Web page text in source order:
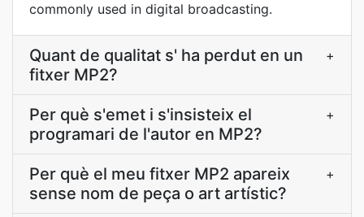
commonly used in digital broadcasting.
Quant de qualitat s' ha perdut en un
fitxer MP2?
+
Per què s'emet i s'insisteix el
programari de l'autor en MP2?
+
Per què el meu fitxer MP2 apareix
sense nom de peça o art artístic?
+